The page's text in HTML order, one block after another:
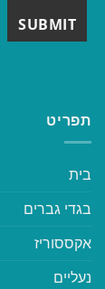
תפריט
בית
בגדי גברים
אקססוריז
נעליים